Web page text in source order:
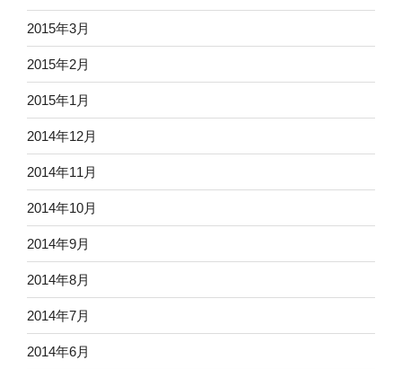
2015年3月
2015年2月
2015年1月
2014年12月
2014年11月
2014年10月
2014年9月
2014年8月
2014年7月
2014年6月